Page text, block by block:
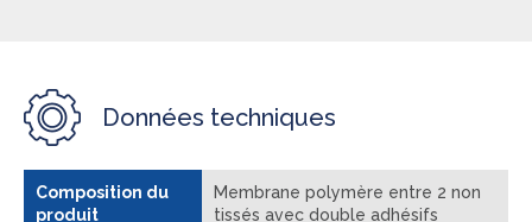
Données techniques
Composition du
produit
Membrane polymère entre 2 non
tissés avec double adhésifs